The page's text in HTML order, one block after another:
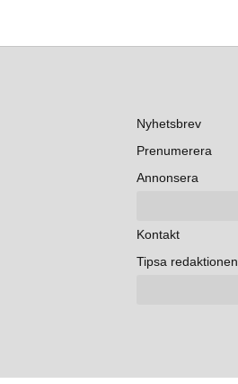
Nyhetsbrev
Prenumerera
Annonsera
Kontakt
Tipsa redaktionen